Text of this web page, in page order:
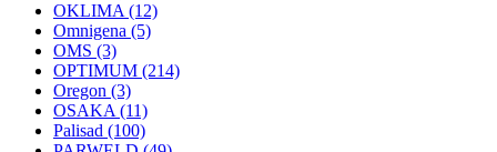
OKLIMA (12)
Omnigena (5)
OMS (3)
OPTIMUM (214)
Oregon (3)
OSAKA (11)
Palisad (100)